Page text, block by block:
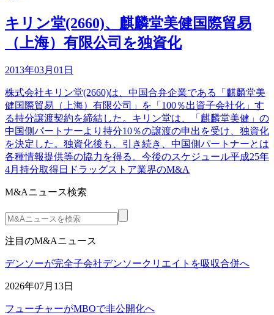
キリン堂(2660)、麒麟堂美健国際貿易
（上海）有限公司を独資化
2013年03月01日
株式会社キリン堂(2660)は、中国合弁企業である「麒麟堂美
健国際貿易（上海）有限公司」を「100％出資子会社化」す
る持分譲渡契約を締結した。キリン堂は、「麒麟堂美健」の
中国側パートナーより持分10％の譲渡の申出を受け、独資化
を決定した。独資化後も、引き続き、中国側パートナーとは
各種情報提供等の協力を得る。今後のスケジュール平成25年
4月持分取得日ドラッグストア業界のM&A
M&Aニュース検索
注目のM&Aニュース
デンソーが完全子会社デンソークリエイトを吸収合併へ
2026年07月13日
フューチャーがMBOで非公開化へ